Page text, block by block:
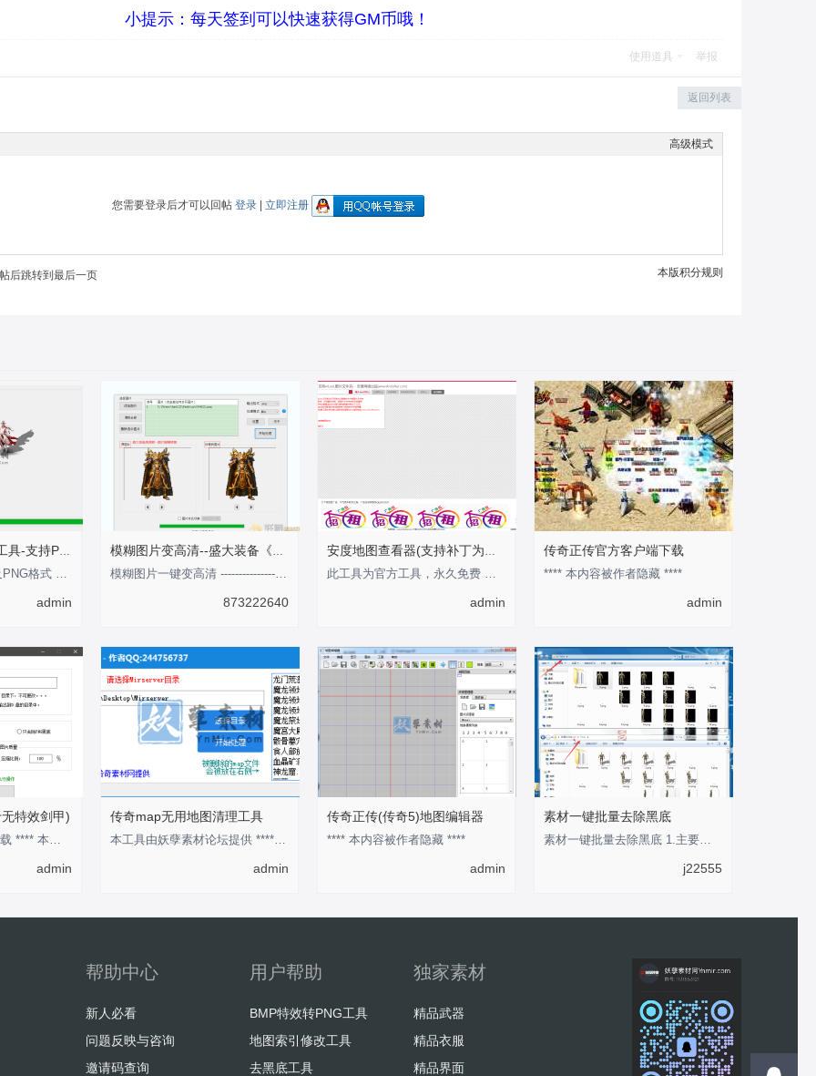
小提示：每天签到可以快速获得GM币哦！
使用道具 举报
返回列表
高级模式
您需要登录后才可以回帖 登录| 立即注册
本版积分规则
后跳转到最后一页
传奇点阵影子生成工具-支持PNG格式
此工具支持BMP以及PNG格式 影子支持可调整大小 倾斜角度 以及坐标注意：此编辑
admin
模糊图片变高清--盛大装备《剑甲内观外观》
模糊图片一键变高清 ---------------性-----感-----的-----分-----界-----线-----
873222640
安度地图查看器(支持补丁为图片模式)
此工具为官方工具，永久免费 作为预览地图的工具还是不错的 优点是可以快速的知道某张
admin
传奇正传官方客户端下载
**** 本内容被作者隐藏 ****
admin
特效剑甲)
回复后，刷新即可下载 **** 本内容被作者隐藏 ****
admin
传奇map无用地图清理工具
本工具由妖孽素材论坛提供 **** 本内容被作者隐藏 ****
admin
传奇正传(传奇5)地图编辑器
**** 本内容被作者隐藏 ****
admin
素材一键批量去除黑底
素材一键批量去除黑底 1.主要用于将传奇类纯黑色背景素材转换为透明背景的PNG格式素材
j22555
帮助中心
新人必看
问题反映与咨询
邀请码查询
用户帮助
BMP特效转PNG工具
地图索引修改工具
去黑底工具
独家素材
精品武器
精品衣服
精品界面